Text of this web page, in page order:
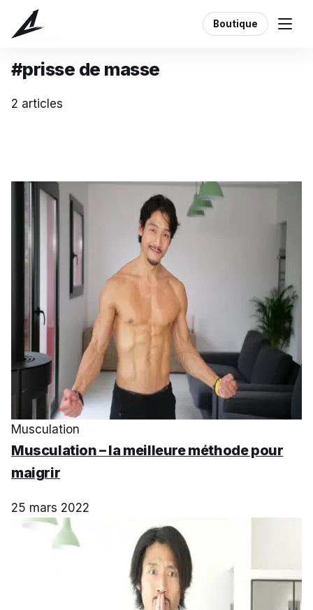
Boutique
Étiquette
#prisse de masse
2 articles
Musculation
Musculation – la meilleure méthode pour
maigrir
25 mars 2022